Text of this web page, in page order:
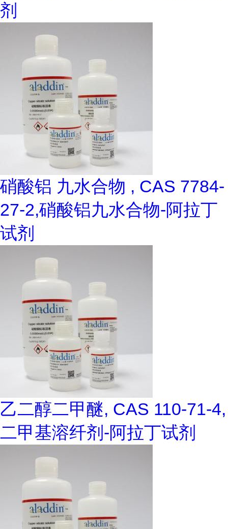
剂
硝酸铝 九水合物 , CAS 7784-
27-2,硝酸铝九水合物-阿拉丁
试剂
乙二醇二甲醚, CAS 110-71-4,
二甲基溶纤剂-阿拉丁试剂